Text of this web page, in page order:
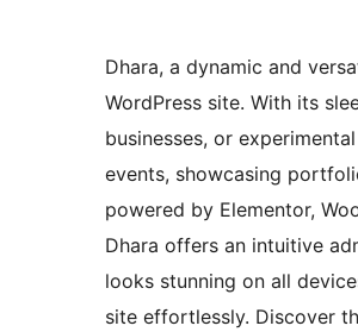
Dhara, a dynamic and
WordPress site. With its
businesses, or
events, showcasing
powered by Elementor,
Dhara offers an intuitive
looks stunning on all
site effortlessly. Discover